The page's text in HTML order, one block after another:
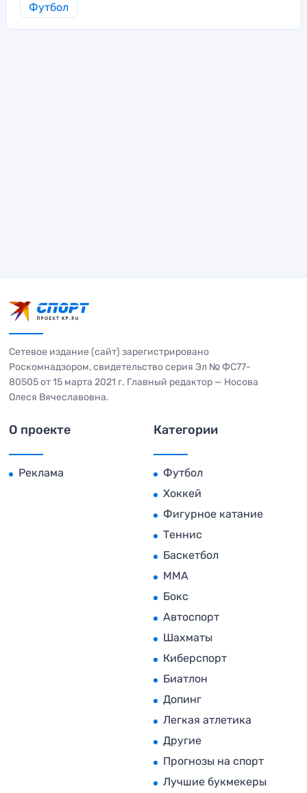
Футбол
Сетевое издание (сайт) зарегистрировано
Роскомнадзором, свидетельство серия Эл № ФС77-
80505 от 15 марта 2021 г. Главный редактор — Носова
Олеся Вячеславовна.
О проекте
Реклама
Категории
Футбол
Хоккей
Фигурное катание
Теннис
Баскетбол
MMA
Бокс
Автоспорт
Шахматы
Киберспорт
Биатлон
Допинг
Легкая атлетика
Другие
Прогнозы на спорт
Лучшие букмекеры